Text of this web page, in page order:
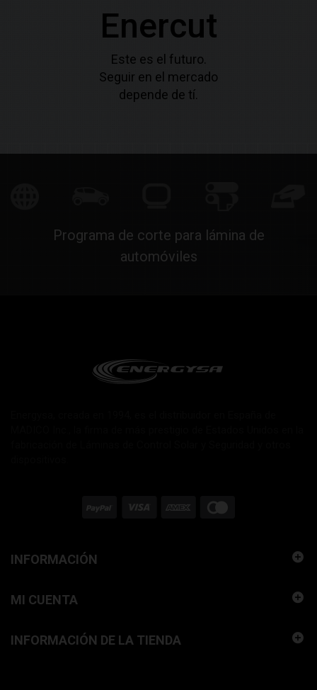
Enercut
Este es el futuro.
Seguir en el mercado
depende de tí.
Programa de corte para lámina de
automóviles
INFORMACIÓN
MI CUENTA
INFORMACIÓN DE LA TIENDA